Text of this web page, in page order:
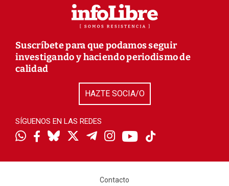
Suscríbete para que podamos seguir
investigando y haciendo periodismo de
calidad
HAZTE SOCIA/O
SÍGUENOS EN LAS REDES
Contacto